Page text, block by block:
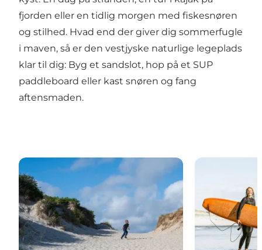
fjorden eller en tidlig morgen med fiskesnøren
og stilhed. Hvad end der giver dig sommerfugle
i maven, så er den vestjyske naturlige legeplads
klar til dig: Byg et sandslot, hop på et SUP
paddleboard eller kast snøren og fang
aftensmaden.
Strandliv Vandsport